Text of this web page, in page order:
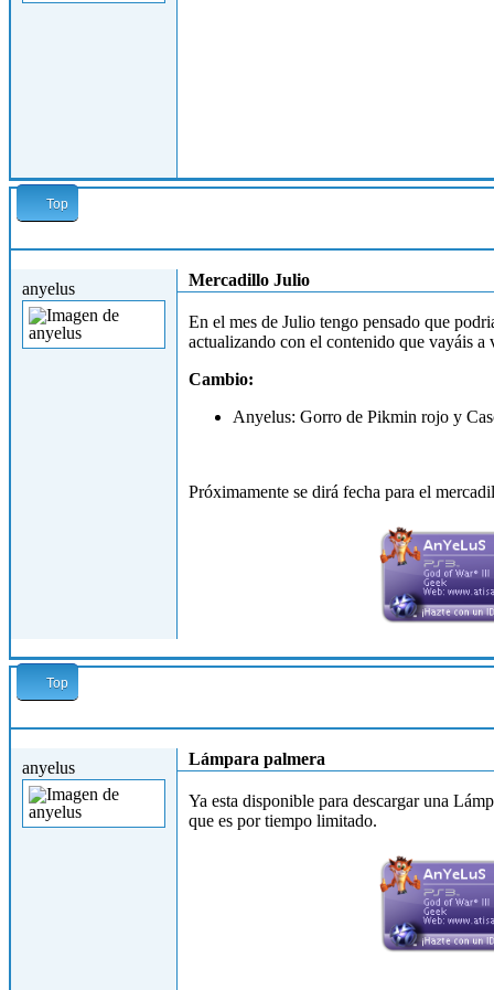
Top
anyelus Mercadillo Julio
En el mes de Julio tengo pensado que
actualizando con el contenido que vayáis
Cambio:
Anyelus: Gorro de Pikmin rojo y
Próximamente se dirá fecha para el
Top
anyelus Lámpara palmera
Ya esta disponible para descargar una
que es por tiempo limitado.